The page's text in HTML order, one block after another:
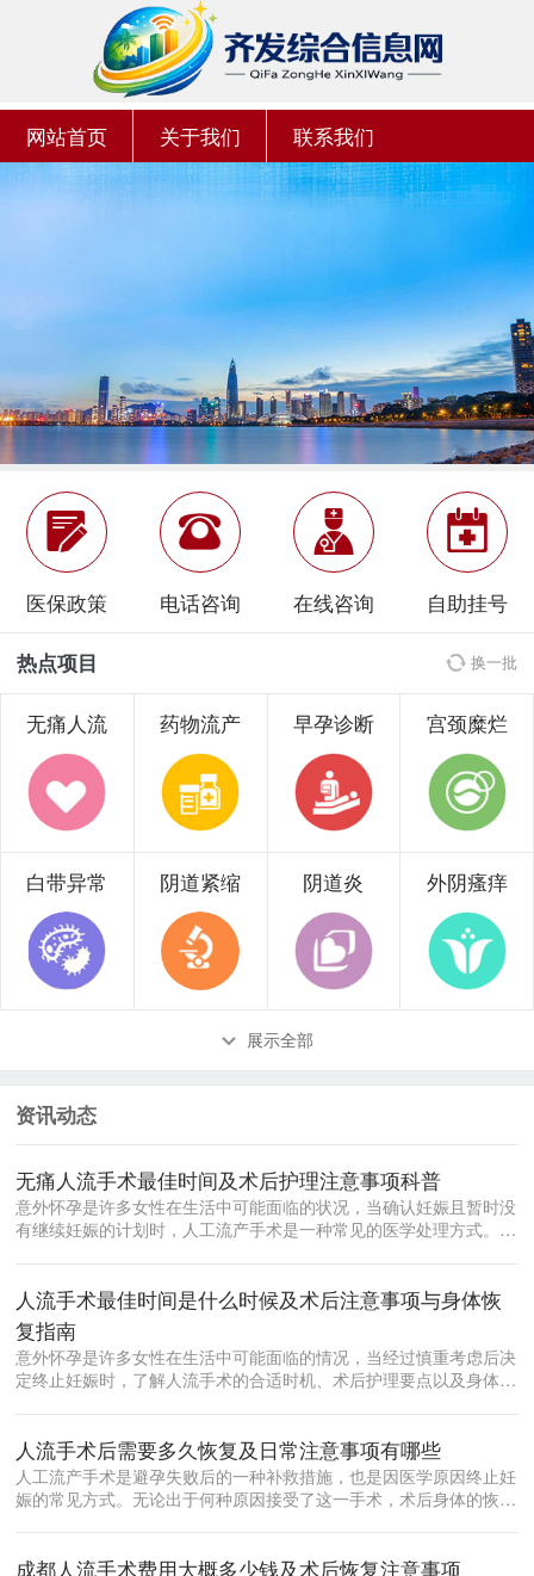
网站首页 关于我们 联系我们
医保政策 电话咨询 在线咨询 自助挂号
热点项目 换一批
无痛人流 药物流产 早孕诊断 宫颈糜烂
白带异常 阴道紧缩 阴道炎 外阴瘙痒
资讯动态
无痛人流手术最佳时间及术后护理注意事项科普
意外怀孕是许多女性在生活中可能面临的状况，当确认妊娠且暂时没
有继续妊娠的计划时，人工流产手术是一种常见的医学处理方式。在
人流手术最佳时间是什么时候及术后注意事项与身体恢
复指南
意外怀孕是许多女性在生活中可能面临的情况，当经过慎重考虑后决
定终止妊娠时，了解人流手术的合适时机、术后护理要点以及身体恢
人流手术后需要多久恢复及日常注意事项有哪些
人工流产手术是避孕失败后的一种补救措施，也是因医学原因终止妊
娠的常见方式。无论出于何种原因接受了这一手术，术后身体的恢复
成都人流手术费用大概多少钱及术后恢复注意事项